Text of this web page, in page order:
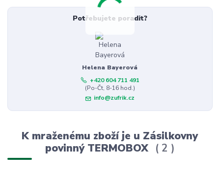
Potřebujete poradit?
Helena Bayerová
+420 604 711 491
(Po-Čt, 8-16 hod.)
info@zufrik.cz
K mraženému zboží je u Zásilkovny
povinný TERMOBOX
2